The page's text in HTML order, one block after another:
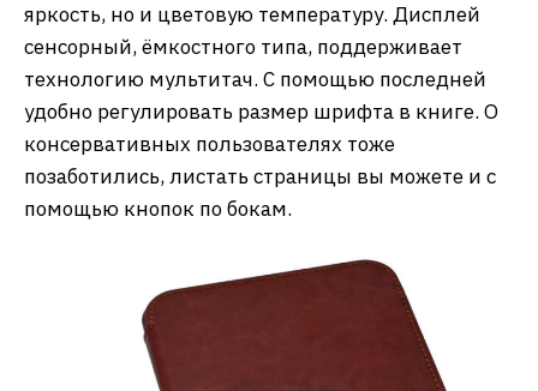
яркость, но и цветовую температуру. Дисплей
сенсорный, ёмкостного типа, поддерживает
технологию мультитач. С помощью последней
удобно регулировать размер шрифта в книге. О
консервативных пользователях тоже
позаботились, листать страницы вы можете и с
помощью кнопок по бокам.